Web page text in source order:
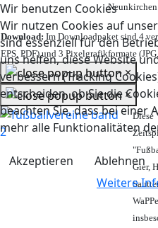
Wir benutzen Cookies
Wir nutzen Cookies auf
sind essenziell für den
uns helfen, diese Website
verbessern (Tracking
entscheiden, ob Sie die
beachten Sie, dass bei einer
mehr alle Funktionalitäten
Akzeptieren
Ablehnen
Weitere
Download: Im Downloadpaket sind 4
EPS, PDF) und 3 Pixelgrafikformate
×
×
Diese
Gier,